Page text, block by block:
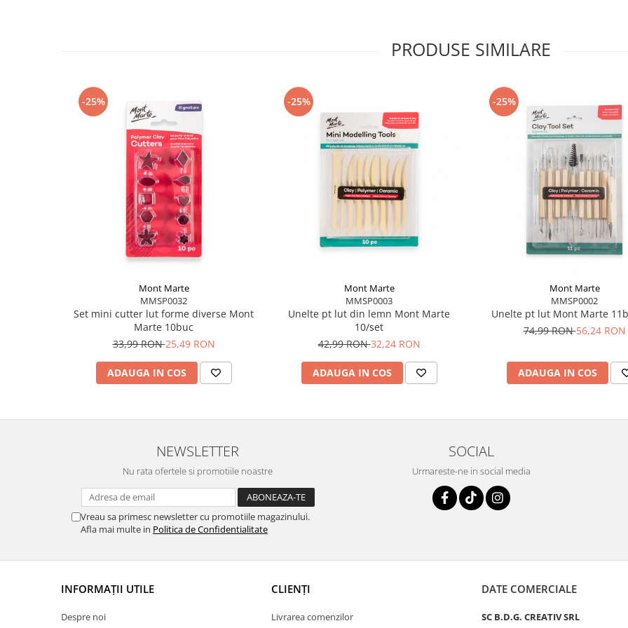
PRODUSE SIMILARE
-25%
Mont Marte
MMSP0032
Set mini cutter lut forme diverse Mont
Marte 10buc
33,99 RON25,49 RON
ADAUGA IN COS
-25%
Mont Marte
MMSP0003
Unelte pt lut din lemn Mont Marte
10/set
42,99 RON32,24 RON
ADAUGA IN COS
-25%
Mont Marte
MMSP0002
Unelte pt lut Mont Marte
74,99 RON56,24 RON
ADAUGA IN COS
NEWSLETTER
Nu rata ofertele si promotiile noastre
Vreau sa primesc newsletter cu promotiile magazinului.
Afla mai multe in Politica de Confidentialitate
SOCIAL
Urmareste-ne in social media
INFORMAȚII UTILE
Despre noi
CLIENȚI
Livrarea comenzilor
DATE COMERCIALE
SC B.D.G. CREATIV SRL